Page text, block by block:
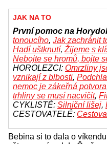
JAK NA TO
První pomoc na
tonoucího, Jak zachránit
Hadí uštknutí, Žijeme s
Nebojte se hromů, bojte
HOROLEZCI: Omrzliny
vznikají z blbosti,
nemoc je zákeřná potvora
trhliny se musí nacvičit,
CYKLISTÉ: Silniční lišej,
CESTOVATELÉ:
Bebina si to dala o